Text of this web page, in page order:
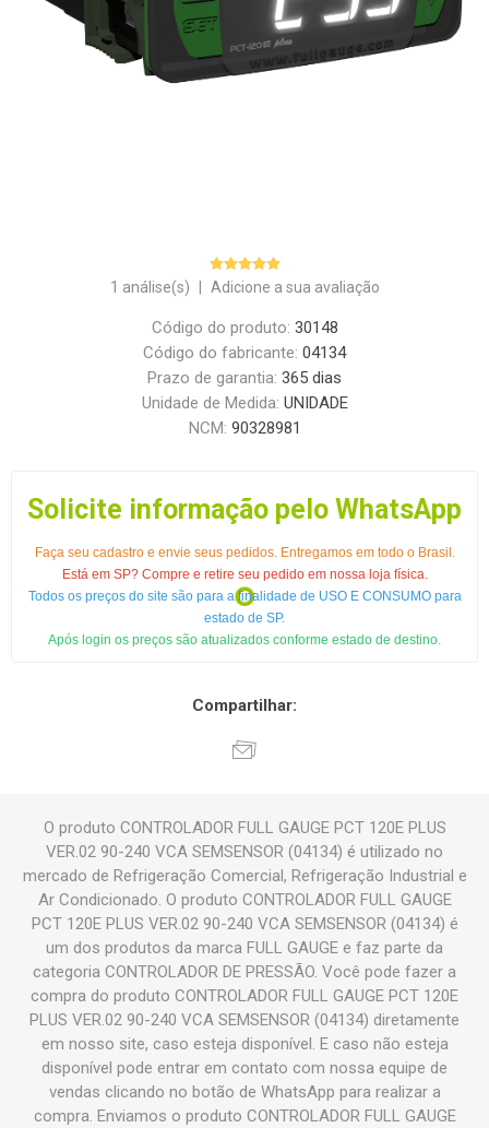
1 análise(s) Adicione a sua avaliação
Código do produto: 30148
Código do fabricante: 04134
Prazo de garantia: 365 dias
Unidade de Medida: UNIDADE
NCM: 90328981
Solicite informação pelo WhatsApp
Faça seu cadastro e envie seus pedidos. Entregamos em todo o Brasil.
Está em SP? Compre e retire seu pedido em nossa loja física.
Todos os preços do site são para a finalidade de USO E CONSUMO para
estado de SP.
Após login os preços são atualizados conforme estado de destino.
Compartilhar:
O produto CONTROLADOR FULL GAUGE PCT 120E PLUS
VER.02 90-240 VCA SEMSENSOR (04134) é utilizado no
mercado de Refrigeração Comercial, Refrigeração Industrial e
Ar Condicionado. O produto CONTROLADOR FULL GAUGE
PCT 120E PLUS VER.02 90-240 VCA SEMSENSOR (04134) é
um dos produtos da marca FULL GAUGE e faz parte da
categoria CONTROLADOR DE PRESSÃO. Você pode fazer a
compra do produto CONTROLADOR FULL GAUGE PCT 120E
PLUS VER.02 90-240 VCA SEMSENSOR (04134) diretamente
em nosso site, caso esteja disponível. E caso não esteja
disponível pode entrar em contato com nossa equipe de
vendas clicando no botão de WhatsApp para realizar a
compra. Enviamos o produto CONTROLADOR FULL GAUGE